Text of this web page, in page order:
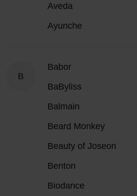
Aveda
Ayunche
B
Babor
BaByliss
Balmain
Beard Monkey
Beauty of Joseon
Benton
Biodance